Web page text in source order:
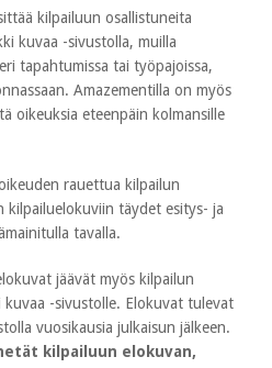
kilpailuun osallistuneita
kuvaa -sivustolla, muilla
tapahtumissa tai työpajoissa,
Amazementilla on myös
oikeuksia eteenpäin kolmansille
rauettua kilpailun
kilpailuelokuviin täydet esitys- ja
tavalla.
jäävät myös kilpailun
-sivustolle. Elokuvat tulevat
vuosikausia julkaisun jälkeen.
kilpailuun elokuvan,